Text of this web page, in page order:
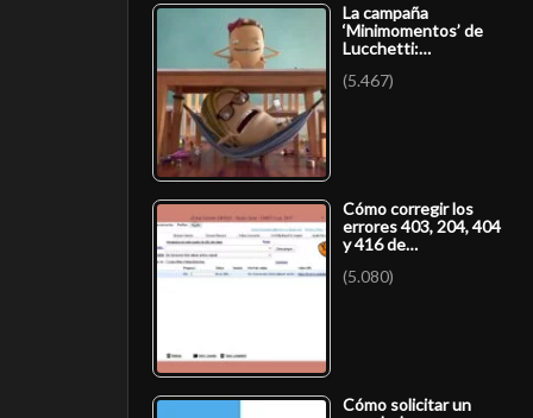
La campaña
‘Minimomentos’ de
Lucchetti:…
(5.467)
Cómo corregir los
errores 403, 204, 404
y 416 de…
(5.080)
Cómo solicitar un